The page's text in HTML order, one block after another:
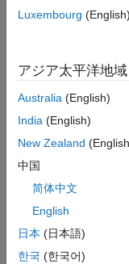
Create a
order of 10 and
design. Test
filter with
D =
OPTS =
Luxembourg (English)
アジア太平洋地域
Australia (English)
India (English)
New Zealand
中国
简体中文
English
日本 (日本語)
한국 (한국어)